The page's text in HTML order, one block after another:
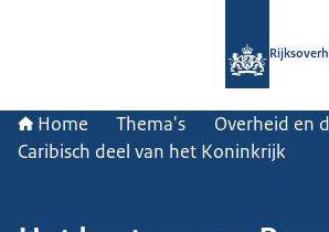
Home Thema's
Overheid en
Caribisch deel van het Koninkrijk